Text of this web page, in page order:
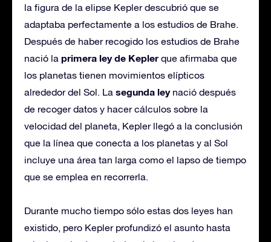
la figura de la elipse Kepler descubrió que se
adaptaba perfectamente a los estudios de Brahe.
Después de haber recogido los estudios de Brahe
nació la primera ley de Keplerque afirmaba que
los planetas tienen movimientos elípticos
alrededor del Sol. La segunda leynació después
de recoger datos y hacer cálculos sobre la
velocidad del planeta, Kepler llegó a la conclusión
que la línea que conecta a los planetas y al Sol
incluye una área tan larga como el lapso de tiempo
que se emplea en recorrerla.
Durante mucho tiempo sólo estas dos leyes han
existido, pero Kepler profundizó el asunto hasta